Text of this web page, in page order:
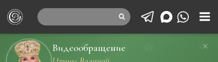
Видеообращение